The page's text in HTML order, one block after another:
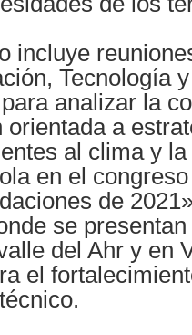
incluye
Tecnología
analizar la
a
al clima y
en el
de
se
del Ahr y en
el